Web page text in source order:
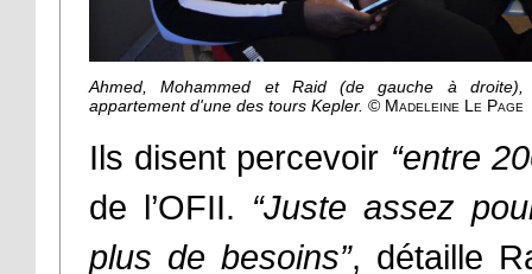
Ahmed, Mohammed et Raid (de gauche à droite),
appartement d'une des tours Kepler. © Madeleine Le Page
Ils disent percevoir “entre
de l’OFII. “Juste assez
plus de besoins”, détaille